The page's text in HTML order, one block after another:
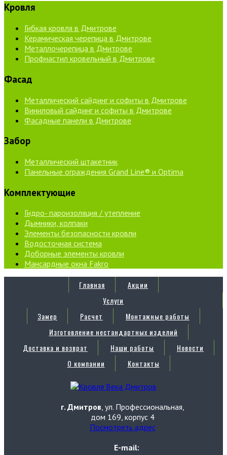
Кровля
Гибкая кровля в Дмитрове
Керамическая черепица в Дмитрове
Металлочерепица в Дмитрове
Профнастил кровельный в Дмитрове
Фасад
Металлический сайдинг и софиты в Дмитрове
Виниловый сайдинг и софиты в Дмитрове
Фасадные панели в Дмитрове
Забор
Металлический штакетник
Панельные ограждения Grand Line® и Optima
Комплектующие
Гидро- пароизоляция / утепление
Дымники, колпаки
Элементы безопасности кровли
Водосточная система
Доборные элементы кровли
Мансардные окна Fakro
Главная
Акции
Услуги
Замер
Расчет
Монтажные работы
Изготовление нестандартных изделий
Доставка и возврат
Наши работы
Новости
О компании
Контакты
г. Дмитров, ул. Профессиональная,
дом 169, корпус 4
Посмотреть адрес
E-mail: